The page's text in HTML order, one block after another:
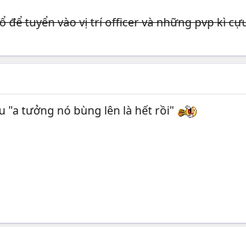
để tuyển vào vị trí officer và những pvp kì
"a tưởng nó bùng lên là hết rồi"